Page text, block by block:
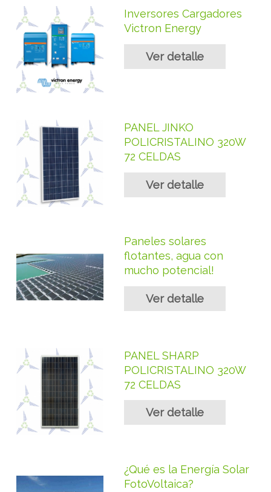
Inversores Cargadores
Victron Energy
Ver detalle
PANEL JINKO
POLICRISTALINO 320W
72 CELDAS
Ver detalle
Paneles solares
flotantes, agua con
mucho potencial!
Ver detalle
PANEL SHARP
POLICRISTALINO 320W
72 CELDAS
Ver detalle
¿Qué es la Energía Solar
FotoVoltaica?